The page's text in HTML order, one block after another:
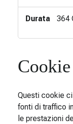
364
Questi cookie
fonti di traffico
le prestazioni